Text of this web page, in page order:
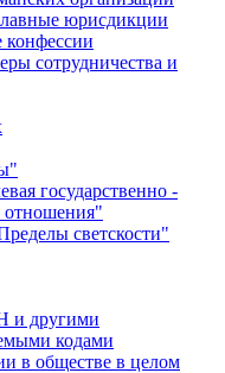
юрисдикции
сотрудничества и
государственно -
отношения"
светскости"
и другими
кодами
в обществе в целом